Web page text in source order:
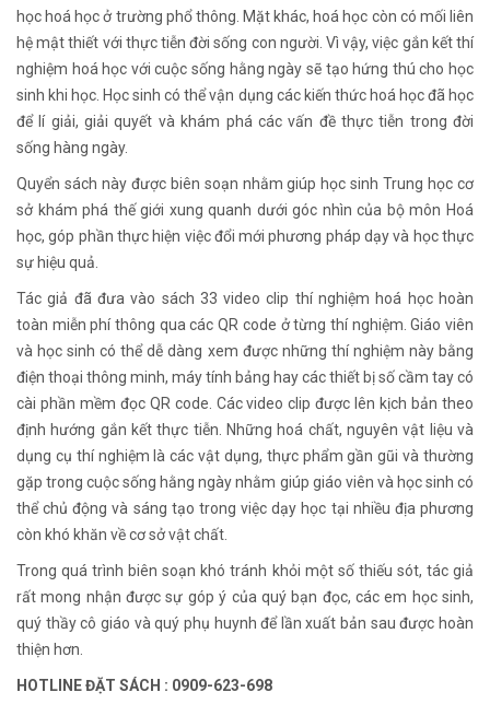
học hoá học ở trường phổ thông. Mặt khác, hoá học còn có mối liên
hệ mật thiết với thực tiễn đời sống con người. Vì vậy, việc gắn kết thí
nghiệm hoá học với cuộc sống hằng ngày sẽ tạo hứng thú cho học
sinh khi học. Học sinh có thể vận dụng các kiến thức hoá học đã học
để lí giải, giải quyết và khám phá các vấn đề thực tiễn trong đời
sống hàng ngày.
Quyển sách này được biên soạn nhằm giúp học sinh Trung học cơ
sở khám phá thế giới xung quanh dưới góc nhìn của bộ môn Hoá
học, góp phần thực hiện việc đổi mới phương pháp dạy và học thực
sự hiệu quả.
Tác giả đã đưa vào sách 33 video clip thí nghiệm hoá học hoàn
toàn miễn phí thông qua các QR code ở từng thí nghiệm. Giáo viên
và học sinh có thể dễ dàng xem được những thí nghiệm này bằng
điện thoại thông minh, máy tính bảng hay các thiết bị số cầm tay có
cài phần mềm đọc QR code. Các video clip được lên kịch bản theo
định hướng gắn kết thực tiễn. Những hoá chất, nguyên vật liệu và
dụng cụ thí nghiệm là các vật dụng, thực phẩm gần gũi và thường
gặp trong cuộc sống hằng ngày nhằm giúp giáo viên và học sinh có
thể chủ động và sáng tạo trong việc dạy học tại nhiều địa phương
còn khó khăn về cơ sở vật chất.
Trong quá trình biên soạn khó tránh khỏi một số thiếu sót, tác giả
rất mong nhận được sự góp ý của quý bạn đọc, các em học sinh,
quý thầy cô giáo và quý phụ huynh để lần xuất bản sau được hoàn
thiện hơn.
HOTLINE ĐẶT SÁCH : 0909-623-698